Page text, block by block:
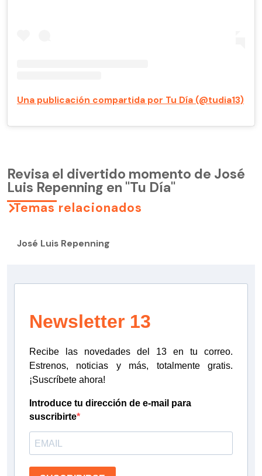
Una publicación compartida por Tu Día (@tudia13)
Revisa el divertido momento de José
Luis Repenning en "Tu Día"
Temas relacionados
José Luis Repenning
Newsletter 13
Recibe las novedades del 13 en tu correo.
Estrenos, noticias y más, totalmente gratis.
¡Suscríbete ahora!
Introduce tu dirección de e-mail para
suscribirte